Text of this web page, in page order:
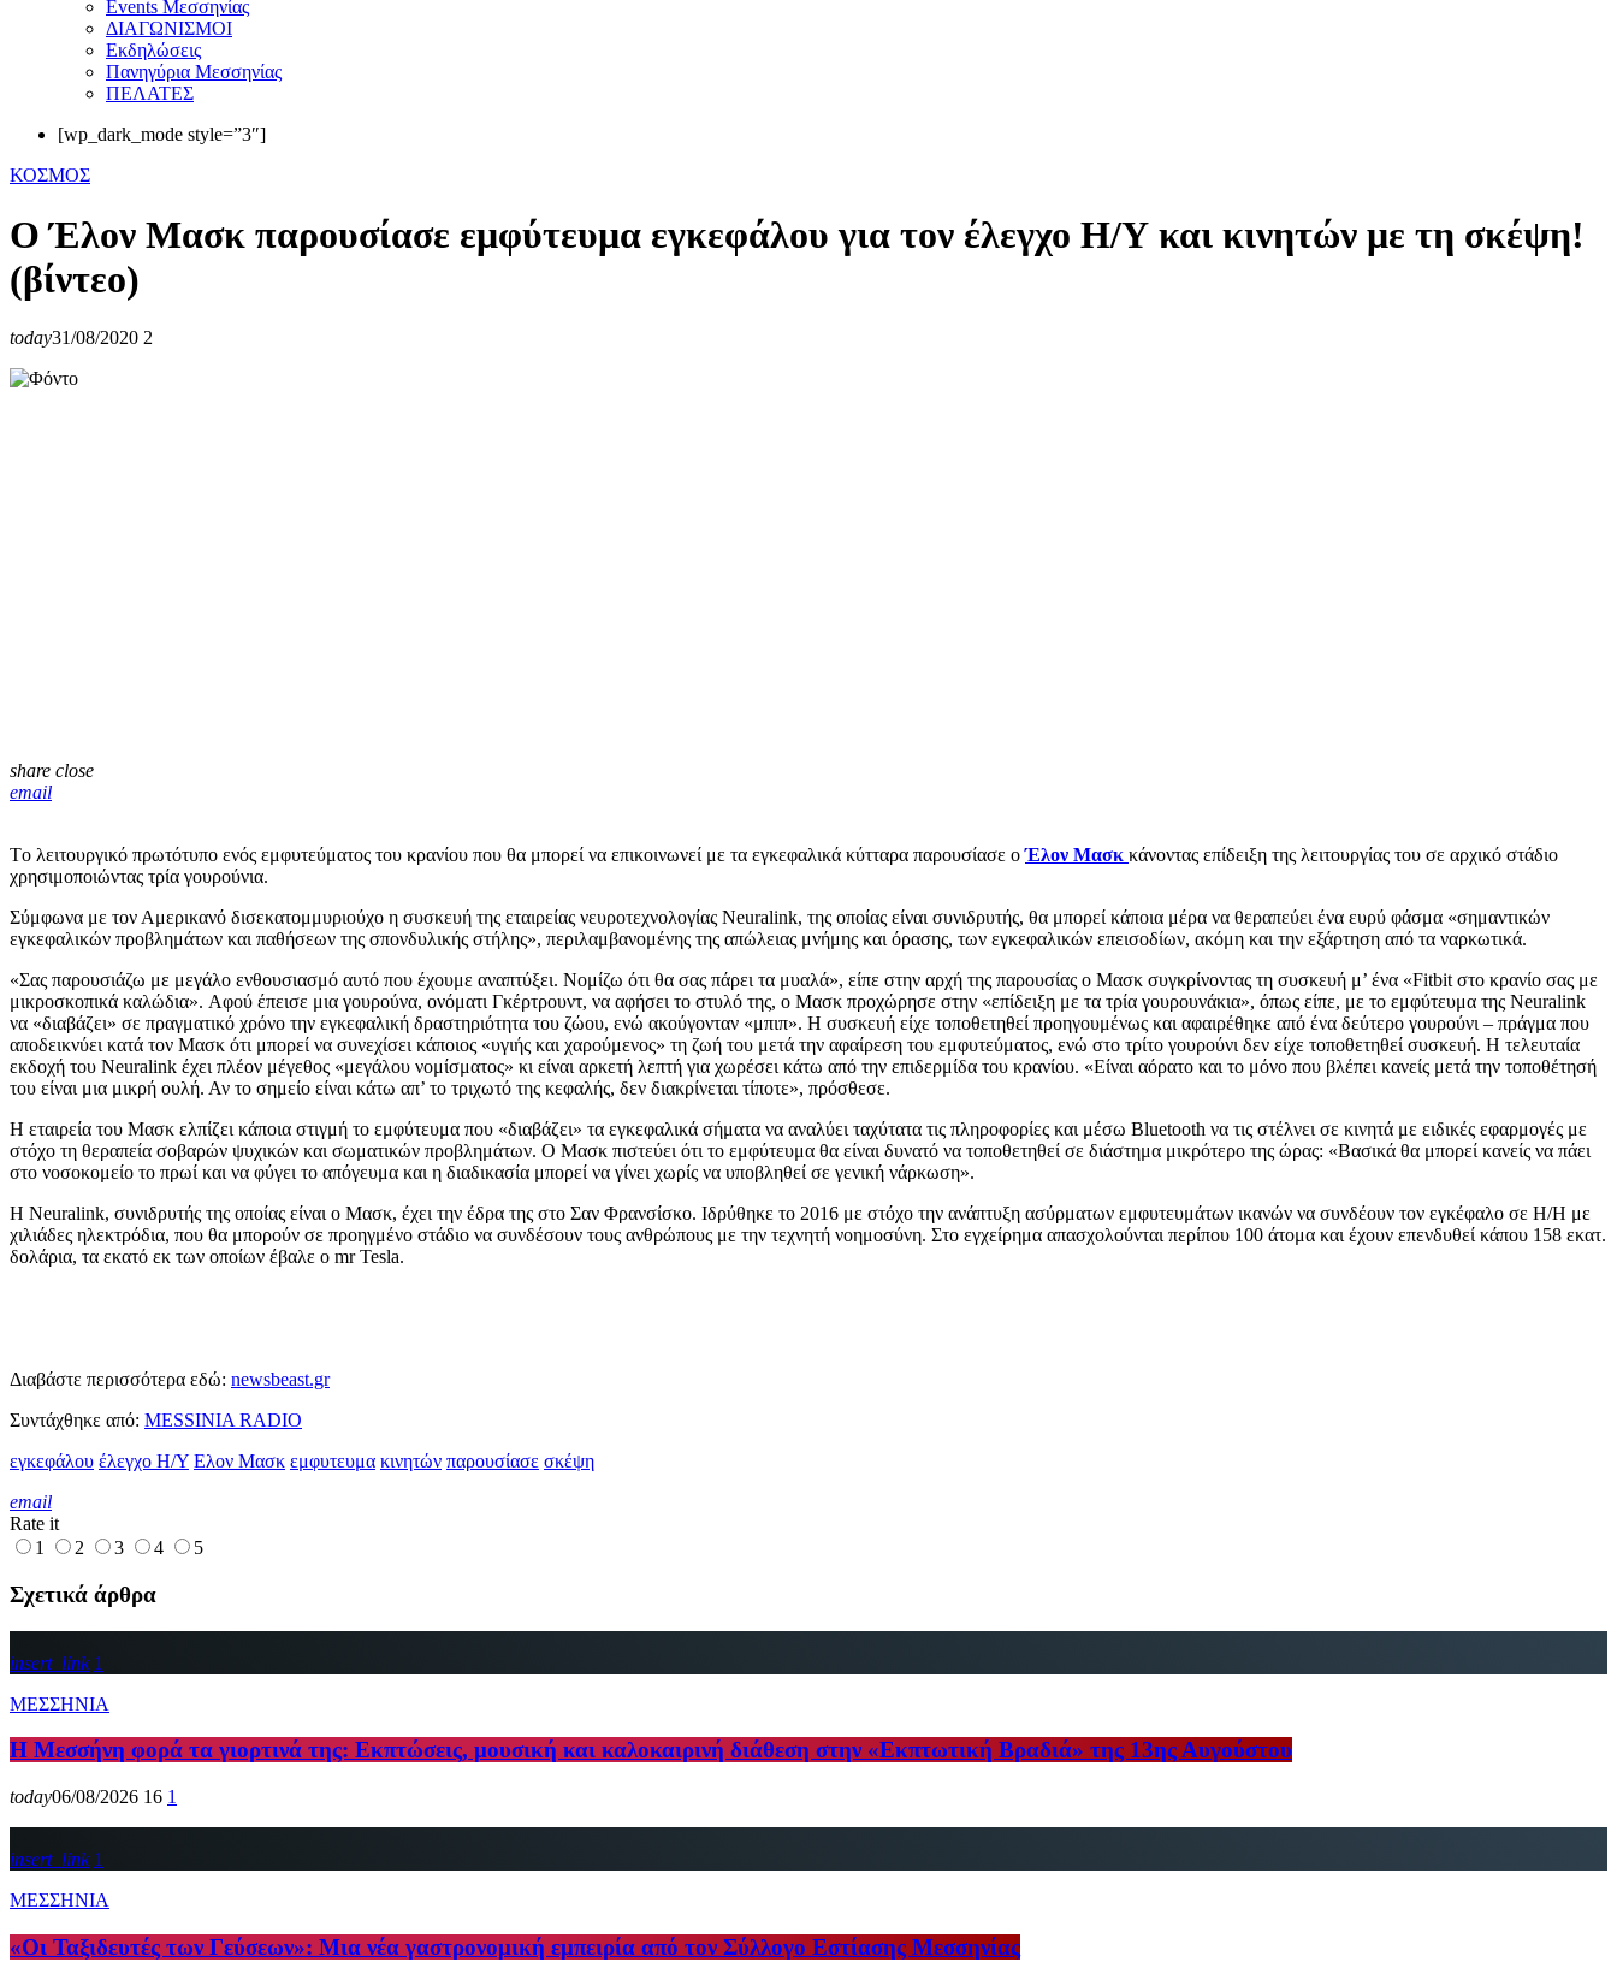
Events Μεσσηνίας
ΔΙΑΓΩΝΙΣΜΟΙ
Εκδηλώσεις
Πανηγύρια Μεσσηνίας
ΠΕΛΑΤΕΣ
[wp_dark_mode style=”3″]
ΚΟΣΜΟΣ
Ο Έλον Μασκ παρουσίασε εμφύτευμα εγκεφάλου για τον έλεγχο Η/Υ και κινητών με τη σκέψη!
(βίντεο)
today31/08/2020 2
share close
email
Tο λειτουργικό πρωτότυπο ενός εμφυτεύματος του κρανίου που θα μπορεί να επικοινωνεί με τα εγκεφαλικά κύτταρα παρουσίασε οΈλον Μασκ κάνοντας επίδειξη της λειτουργίας του σε αρχικό στάδιο
χρησιμοποιώντας τρία γουρούνια.
Σύμφωνα με τον Αμερικανό δισεκατομμυριούχο η συσκευή της εταιρείας νευροτεχνολογίας Neuralink, της οποίας είναι συνιδρυτής, θα μπορεί κάποια μέρα να θεραπεύει ένα ευρύ φάσμα «σημαντικών
εγκεφαλικών προβλημάτων και παθήσεων της σπονδυλικής στήλης», περιλαμβανομένης της απώλειας μνήμης και όρασης, των εγκεφαλικών επεισοδίων, ακόμη και την εξάρτηση από τα ναρκωτικά.
«Σας παρουσιάζω με μεγάλο ενθουσιασμό αυτό που έχουμε αναπτύξει. Νομίζω ότι θα σας πάρει τα μυαλά», είπε στην αρχή της παρουσίας ο Μασκ συγκρίνοντας τη συσκευή μ’ ένα «Fitbit στο κρανίο σας με
μικροσκοπικά καλώδια». Aφού έπεισε μια γουρούνα, ονόματι Γκέρτρουντ, να αφήσει το στυλό της, ο Μασκ προχώρησε στην «επίδειξη με τα τρία γουρουνάκια», όπως είπε, με το εμφύτευμα της Neuralink
να «διαβάζει» σε πραγματικό χρόνο την εγκεφαλική δραστηριότητα του ζώου, ενώ ακούγονταν «μπιπ». Η συσκευή είχε τοποθετηθεί προηγουμένως και αφαιρέθηκε από ένα δεύτερο γουρούνι – πράγμα που
αποδεικνύει κατά τον Μασκ ότι μπορεί να συνεχίσει κάποιος «υγιής και χαρούμενος» τη ζωή του μετά την αφαίρεση του εμφυτεύματος, ενώ στο τρίτο γουρούνι δεν είχε τοποθετηθεί συσκευή. Η τελευταία
εκδοχή του Neuralink έχει πλέον μέγεθος «μεγάλου νομίσματος» κι είναι αρκετή λεπτή για χωρέσει κάτω από την επιδερμίδα του κρανίου. «Είναι αόρατο και το μόνο που βλέπει κανείς μετά την τοποθέτησή
του είναι μια μικρή ουλή. Αν το σημείο είναι κάτω απ’ το τριχωτό της κεφαλής, δεν διακρίνεται τίποτε», πρόσθεσε.
Η εταιρεία του Μασκ ελπίζει κάποια στιγμή το εμφύτευμα που «διαβάζει» τα εγκεφαλικά σήματα να αναλύει ταχύτατα τις πληροφορίες και μέσω Bluetooth να τις στέλνει σε κινητά με ειδικές εφαρμογές με
στόχο τη θεραπεία σοβαρών ψυχικών και σωματικών προβλημάτων. Ο Μασκ πιστεύει ότι το εμφύτευμα θα είναι δυνατό να τοποθετηθεί σε διάστημα μικρότερο της ώρας: «Βασικά θα μπορεί κανείς να πάει
στο νοσοκομείο το πρωί και να φύγει το απόγευμα και η διαδικασία μπορεί να γίνει χωρίς να υποβληθεί σε γενική νάρκωση».
Η Neuralink, συνιδρυτής της οποίας είναι ο Μασκ, έχει την έδρα της στο Σαν Φρανσίσκο. Ιδρύθηκε το 2016 με στόχο την ανάπτυξη ασύρματων εμφυτευμάτων ικανών να συνδέουν τον εγκέφαλο σε Η/Η με
χιλιάδες ηλεκτρόδια, που θα μπορούν σε προηγμένο στάδιο να συνδέσουν τους ανθρώπους με την τεχνητή νοημοσύνη. Στο εγχείρημα απασχολούνται περίπου 100 άτομα και έχουν επενδυθεί κάπου 158 εκατ.
δολάρια, τα εκατό εκ των οποίων έβαλε ο mr Tesla.
Διαβάστε περισσότερα εδώ: newsbeast.gr
Συντάχθηκε από: MESSINIA RADIO
εγκεφάλου έλεγχο Η/Υ Ελον Μασκ εμφυτευμα κινητών παρουσίασε σκέψη
email
Rate it
1
2 3 4 5
Σχετικά άρθρα
insert_link 1
ΜΕΣΣΗΝΙΑ
Η Μεσσήνη φορά τα γιορτινά της: Εκπτώσεις, μουσική και καλοκαιρινή διάθεση στην «Εκπτωτική Βραδιά» της 13ης Αυγούστου
today06/08/2026 16 1
insert_link 1
ΜΕΣΣΗΝΙΑ
«Οι Ταξιδευτές των Γεύσεων»: Μια νέα γαστρονομική εμπειρία από τον Σύλλογο Εστίασης Μεσσηνίας